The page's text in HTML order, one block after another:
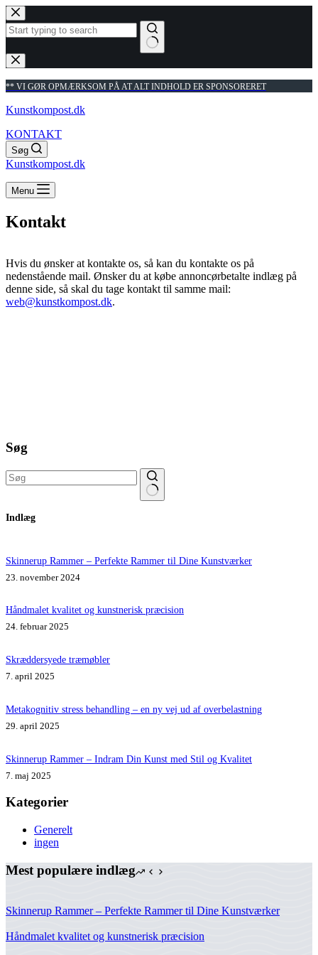
Fortsæt
til
indhold
Ingen
resultater
** VI GØR OPMÆRKSOM PÅ AT ALT INDHOLD ER SPONSORERET
Kunstkompost.dk
KONTAKT
Søg
Kunstkompost.dk
Menu
Kontakt
Hvis du ønsker at kontakte os, så kan du kontakte os på
nedenstående mail. Ønsker du at købe annoncørbetalte indlæg på
denne side, så skal du tage kontakt til samme mail:
web@kunstkompost.dk.
Søg
resultater
Indlæg
Skinnerup Rammer – Perfekte Rammer til Dine Kunstværker
23. november 2024
Håndmalet kvalitet og kunstnerisk præcision
24. februar 2025
Skræddersyede træmøbler
7. april 2025
Metakognitiv stress behandling – en ny vej ud af overbelastning
29. april 2025
Skinnerup Rammer – Indram Din Kunst med Stil og Kvalitet
7. maj 2025
Kategorier
Generelt
ingen
Mest populære indlæg
Skinnerup Rammer – Perfekte Rammer til Dine Kunstværker
Håndmalet kvalitet og kunstnerisk præcision